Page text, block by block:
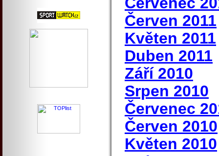
Červen 2011
Květen 2011
Duben 2011
Září 2010
Srpen 2010
Červenec
Červen 2010
Květen 2010